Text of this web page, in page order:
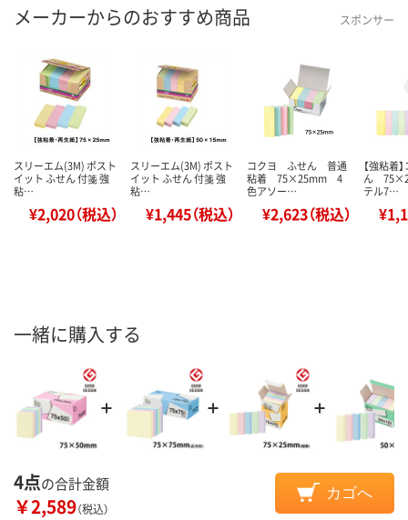
メーカーからのおすすめ商品 スポンサー
スリーエム(3M) ポスト
イット ふせん 付箋 強
粘…
¥2,020（税込）
スリーエム(3M) ポスト
イット ふせん 付箋 強
粘…
¥1,445（税込）
コクヨ ふせん 普通
粘着 75×25mm 4
色アソー…
¥2,623（税込）
【強粘着
ん
テル7…
一緒に購入する
4点の合計金額
￥2,589（税込）
カゴへ